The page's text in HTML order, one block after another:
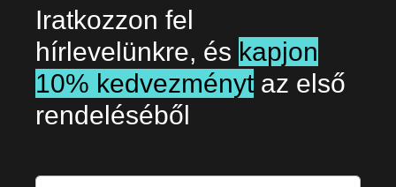
Iratkozzon fel
hírlevelünkre, és kapjon
10% kedvezményt az első
rendeléséből